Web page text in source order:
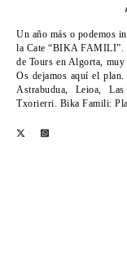
Un año más o podemos invitar a participar en el 3er encuentro con Familias de
la Cate “BIKA FAMILI”.
de Tours en Algorta, muy
Os dejamos aquí el
Astrabudua, Leioa,
Txorierri. Bika Famili: